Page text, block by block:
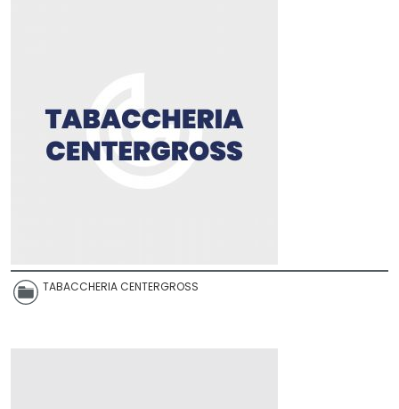
TABACCHERIA CENTERGROSS